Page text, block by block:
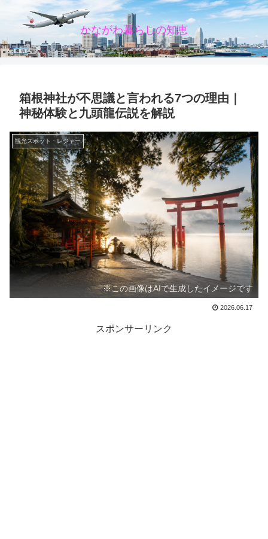
かながわ暮らしの知恵
箱根神社が不思議と言われる7つの理由｜
神秘体験と九頭龍伝説を解説
観光スポット・レジャー
※この画像はAIで生成したイメージです
2026.06.17
スポンサーリンク